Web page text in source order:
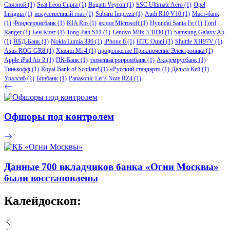
Связной (1) Seat Leon Cupra (1) Bugatti Veyron (1) SSC Ultimate Aero (1) Opel
Insignia (1) искусственный глаз (1) Subaru Impreza (1) Audi R10 V10 (1) Маст-банк
(1) Фондсервисбанк (1) KIA Rio (1) акции Microsoft (1) Hyundai Santa Fe (1) Ford
Ranger (1) Бен Кинг (1) Tong Jian S11 (1) Lenovo Miix 3-1030 (1) Samsung Galaxy A5
(1) НБД-Банк (1) Nokia Lumia 330 (1) iPhone 6 (1) HTC Omni (1) Shuttle XH97V (1)
Asus ROG GR8 (1) Xiaomi Mi 4 (1) продолжение Приключение Электроника (1)
Apple iPad Air 2 (1) ПК-Банк (1) тюменьагропромбанк (1) Академрусбанк (1)
Тинькофф (1) Royal Bank of Scotland (1) «Русский стандарт» (1) Дельта Кей (1)
Уралсиб (1) Бинбанк (1) Panasonic Let’s Note RZ4 (1)
Офшоры под контролем
Данные 700 вкладчиков банка «Огни Москвы»
были восстановлены
Калейдоскоп: